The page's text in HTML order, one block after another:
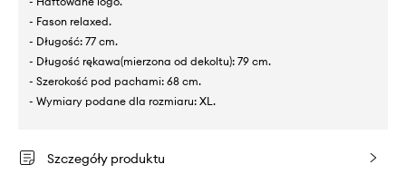
- Fason relaxed.
- Długość: 77 cm.
- Długość rękawa(mierzona od dekoltu): 79 cm.
- Szerokość pod pachami: 68 cm.
- Wymiary podane dla rozmiaru: XL.
Szczegóły produktu